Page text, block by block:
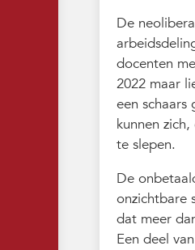
De
docenten
2022 maar
een
kunnen
te slepen.
De
onzichtbare
dat meer
Een deel